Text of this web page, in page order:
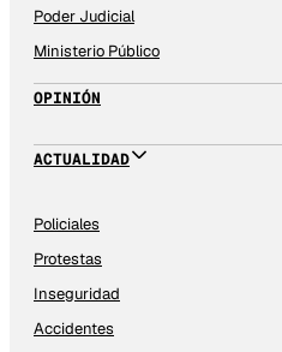
Poder Judicial
Ministerio Público
OPINIÓN
ACTUALIDAD
Policiales
Protestas
Inseguridad
Accidentes